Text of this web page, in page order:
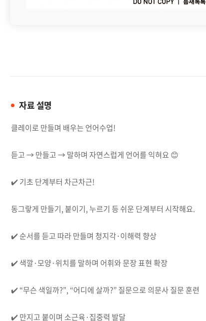
자료 설명
클레이로 만들며 배우는 언어수업!
듣고 → 만들고 → 말하며 자연스럽게 언어를 익혀요 😊
✔️ 기초 단계부터 차근차근!
동그랗게 만들기, 붙이기, 누르기 등 쉬운 단계부터 시작해요.
✔️ 순서를 듣고 따라 만들며 청지각·이해력 향상
✔️ 색깔·모양·위치를 말하며 어휘와 문장 표현 확장
✔️ “무슨 색일까?”, “어디에 살까?” 질문으로 의문사 질문 훈련
✔️ 만지고 붙이며 소근육·집중력 발달